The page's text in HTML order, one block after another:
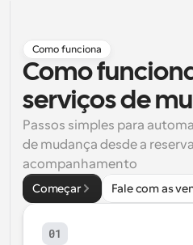
Agendamento
Automatizar
Blogue
Mantenha-se atualizado
atualizações
Reuniões Instantâneas
Reunião com clientes em
Links de Grupo Dinâmico
Como funciona
Como
serviços de
Passos simples para
de mudança desde a
acompanhamento
Começar Fale com as
01